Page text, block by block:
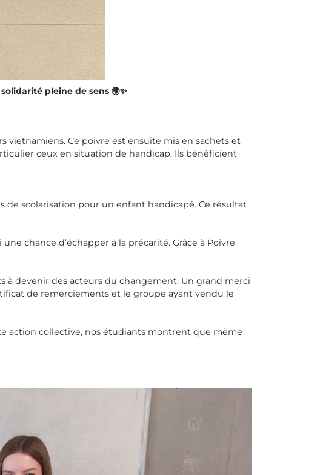
pleine de sens 🌍✨
vietnamiens. Ce poivre est ensuite mis en sachets et
ceux en situation de handicap. Ils bénéficient
de scolarisation pour un enfant handicapé. Ce résultat
chance d’échapper à la précarité. Grâce à Poivre
à devenir des acteurs du changement. Un grand merci
de remerciements et le groupe ayant vendu le
action collective, nos étudiants montrent que même